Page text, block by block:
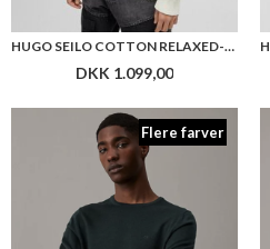
HUGO SEILO COTTON RELAXED-FIT SWEATER WITH JACQUARD PATTERN
DKK 1.099,00
Flere farver